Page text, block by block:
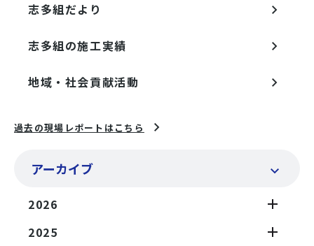
志多組だより
志多組の施工実績
地域・社会貢献活動
過去の現場レポートはこちら
アーカイブ
2026
2025